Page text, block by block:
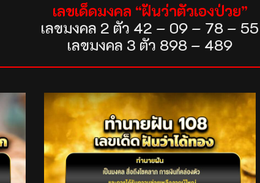
เลขเด็ดมงคล “ฝันว่าตัวเองป่วย”
เลขมงคล 2 ตัว 42 – 09 – 78 – 55
เลขมงคล 3 ตัว 898 – 489